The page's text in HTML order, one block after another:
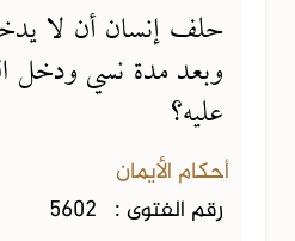
حلف إنسان أن لا
وبعد مدة نسي ودخل
عليه؟
أحكام الأيمان
رقم الفتوى : 5602